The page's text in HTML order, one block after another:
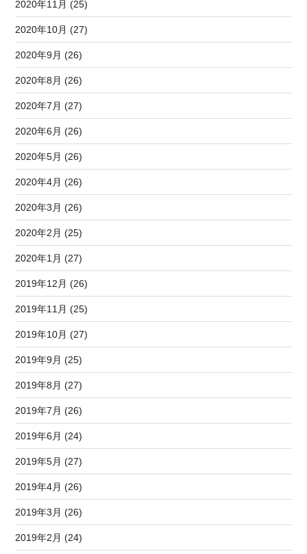
2020年11月 (25)
2020年10月 (27)
2020年9月 (26)
2020年8月 (26)
2020年7月 (27)
2020年6月 (26)
2020年5月 (26)
2020年4月 (26)
2020年3月 (26)
2020年2月 (25)
2020年1月 (27)
2019年12月 (26)
2019年11月 (25)
2019年10月 (27)
2019年9月 (25)
2019年8月 (27)
2019年7月 (26)
2019年6月 (24)
2019年5月 (27)
2019年4月 (26)
2019年3月 (26)
2019年2月 (24)